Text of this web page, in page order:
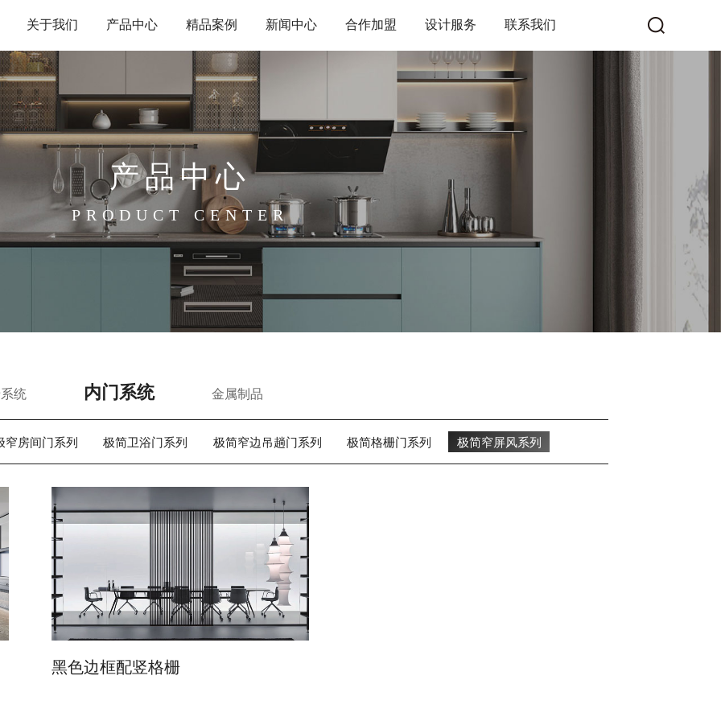
关于我们 产品中心 精品案例 新闻中心 合作加盟 设计服务 联系我们
产品中心
PRODUCT CENTER
统 内门系统 金属制品
窄房间门系列 极简卫浴门系列 极简窄边吊趟门系列 极简格栅门系列 极简窄屏风系列
黑色边框配竖格栅